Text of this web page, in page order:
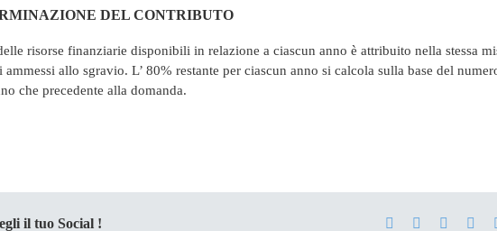
DEL CONTRIBUTO
risorse finanziarie disponibili in relazione a ciascun anno è attribuito nella stessa
allo sgravio. L’ 80% restante per ciascun anno si calcola sulla base del
che precedente alla domanda.
il tuo Social ! Facebook